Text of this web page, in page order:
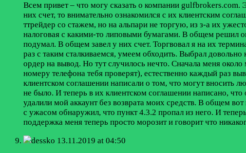
Всем привет – что могу сказать о компании gulfbrokers.com.
них счет, то внимательно ознакомился с их клиентским
ттрейдер со стажем, но на альпари не торгую, из з-а их
налоговая с какими-то липовыми бумагами. В общем решил
подумал. В общем завел у них счет. Торгвовал я на их
раз с таким сталкиваемся, умеем обходить. Выбрал
ордер на вывод. Но тут случилось нечто. Сначала меня
номеру телефона тебя проверят), естественно каждый раз
клиентском соглашении написали о том, что могут вносить
не было. И теперь в их клиентском соглашении написано,
удалили мой аккаунт без возврата моих средств. В общем
с ужасом обнаружил, что пункт 4.3.2 пропал из него. И
поддержка меня теперь просто морозит и говорит что
dessko 13.11.2019 at 04:50